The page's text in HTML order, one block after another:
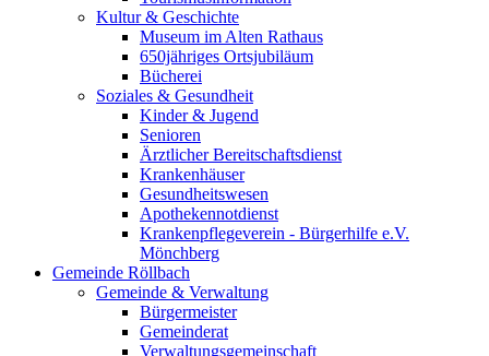
Kultur & Geschichte
Museum im Alten Rathaus
650jähriges Ortsjubiläum
Bücherei
Soziales & Gesundheit
Kinder & Jugend
Senioren
Ärztlicher Bereitschaftsdienst
Krankenhäuser
Gesundheitswesen
Apothekennotdienst
Krankenpflegeverein - Bürgerhilfe e.V.
Mönchberg
Gemeinde Röllbach
Gemeinde & Verwaltung
Bürgermeister
Gemeinderat
Verwaltungsgemeinschaft